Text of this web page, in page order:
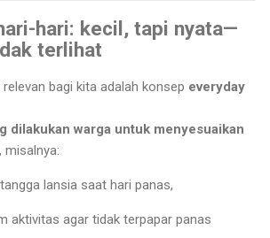
hari: kecil, tapi nyata—
terlihat
bagi kita adalah konsep everyday
dilakukan warga untuk menyesuaikan
, misalnya:
lansia saat hari panas,
aktivitas agar tidak terpapar panas